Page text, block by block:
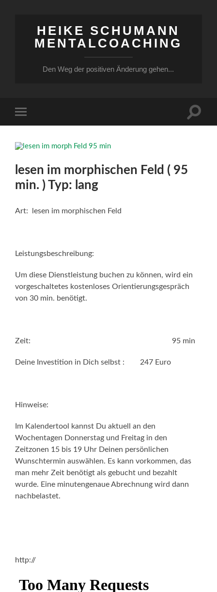
HEIKE SCHUMANN
MENTALCOACHING
Den Weg der positiven Änderung gehen...
Menü
lesen im morphischen Feld ( 95
min. ) Typ: lang
Art: lesen im morphischen Feld
Leistungsbeschreibung:
Um diese Dienstleistung buchen zu können, wird ein
vorgeschaltetes kostenloses Orientierungsgespräch
von 30 min. benötigt.
Zeit: 95 min
Deine Investition in Dich selbst : 247 Euro
Hinweise:
Im Kalendertool kannst Du aktuell an den
Wochentagen Donnerstag und Freitag in den
Zeitzonen 15 bis 19 Uhr Deinen persönlichen
Wunschtermin auswählen. Es kann vorkommen, das
man mehr Zeit benötigt als gebucht und bezahlt
wurde. Eine minutengenaue Abrechnung wird dann
nachbelastet.
http://